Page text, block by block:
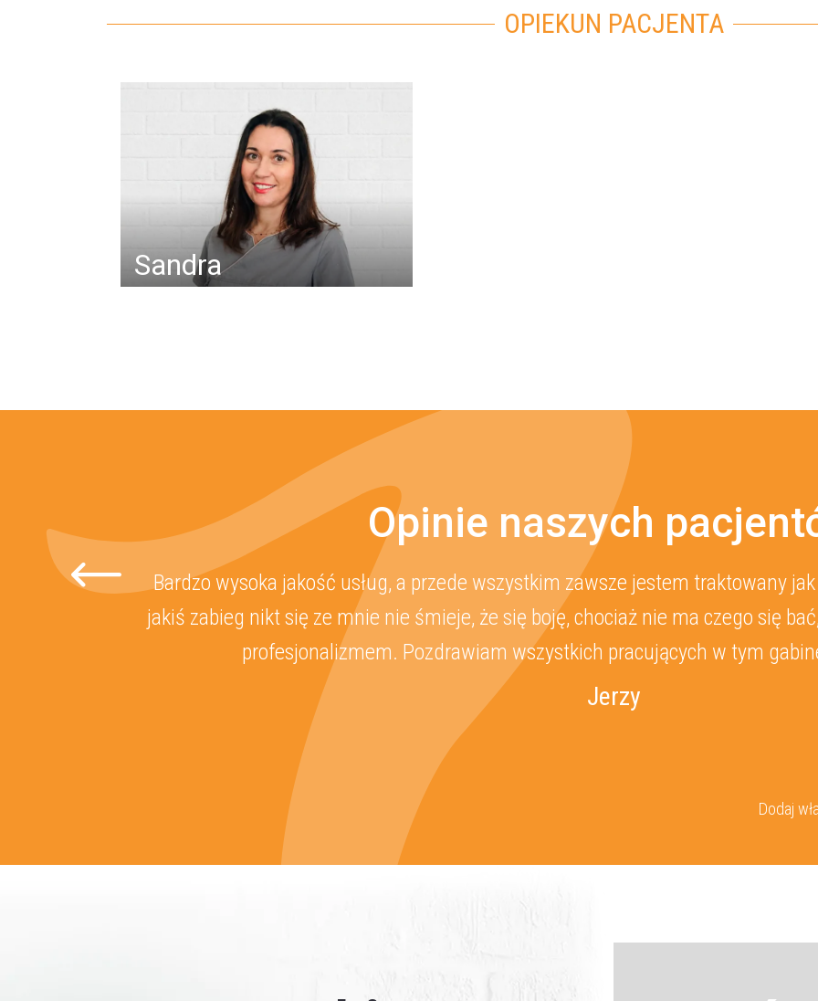
OPIEKUN PACJENTA
Sandra
Opinie naszych
Jestem pacjentką Dr.Renaty od ponad 10 lat i zawsze wychodzę z gabinetu
w swoim fachu i zawsze przemiła. Muszę polecić również higienistkę
obsługa,higienizacja u niej to czysta przyjemność. Polecam
Anna
Dodaj